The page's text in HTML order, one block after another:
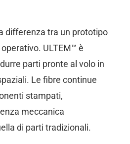
differenza tra un prototipo
ULTEM™ è
parti pronte al volo in
Le fibre continue
stampati,
meccanica
di parti tradizionali.